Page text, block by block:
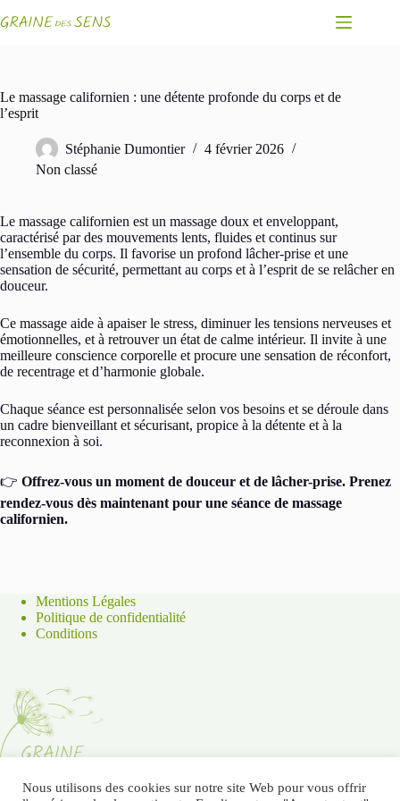
au
Le massage californien : une détente profonde du corps et de
l’esprit
Stéphanie Dumontier
4 février 2026
Non classé
Le massage californien est un massage doux et enveloppant,
caractérisé par des mouvements lents, fluides et continus sur
l’ensemble du corps. Il favorise un profond lâcher-prise et une
sensation de sécurité, permettant au corps et à l’esprit de se relâcher en
douceur.
Ce massage aide à apaiser le stress, diminuer les tensions nerveuses et
émotionnelles, et à retrouver un état de calme intérieur. Il invite à une
meilleure conscience corporelle et procure une sensation de réconfort,
de recentrage et d’harmonie globale.
Chaque séance est personnalisée selon vos besoins et se déroule dans
un cadre bienveillant et sécurisant, propice à la détente et à la
reconnexion à soi.
👉 Offrez-vous un moment de douceur et de lâcher-prise. Prenez
rendez-vous dès maintenant pour une séance de massage
californien.
Mentions Légales
Politique de confidentialité
Conditions
Nous utilisons des cookies sur notre site Web pour vous offrir